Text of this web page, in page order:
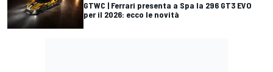
GTWC | Ferrari presenta a Spa la 296 GT3 EVO
per il 2026: ecco le novità